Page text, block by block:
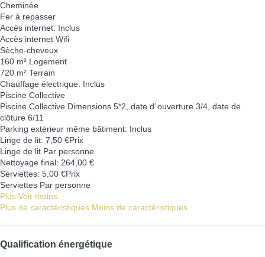
Cheminée
Fer à repasser
Accès internet: Inclus
Accès internet Wifi
Sèche-cheveux
160 m² Logement
720 m² Terrain
Chauffage électrique: Inclus
Piscine Collective
Piscine Collective Dimensions 5*2, date d´ouverture 3/4, date de
clôture 6/11
Parking extérieur même bâtiment: Inclus
Linge de lit: 7,50 €Prix
Linge de lit Par personne
Nettoyage final: 264,00 €
Serviettes: 5,00 €Prix
Serviettes Par personne
Plus Voir moins
Plus de caractéristiques Moins de caractéristiques
Qualification énergétique